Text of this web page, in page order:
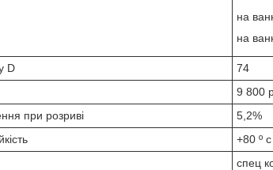
на
на
D
74
9 800
при розриві
5,2%
+80 º c
спец